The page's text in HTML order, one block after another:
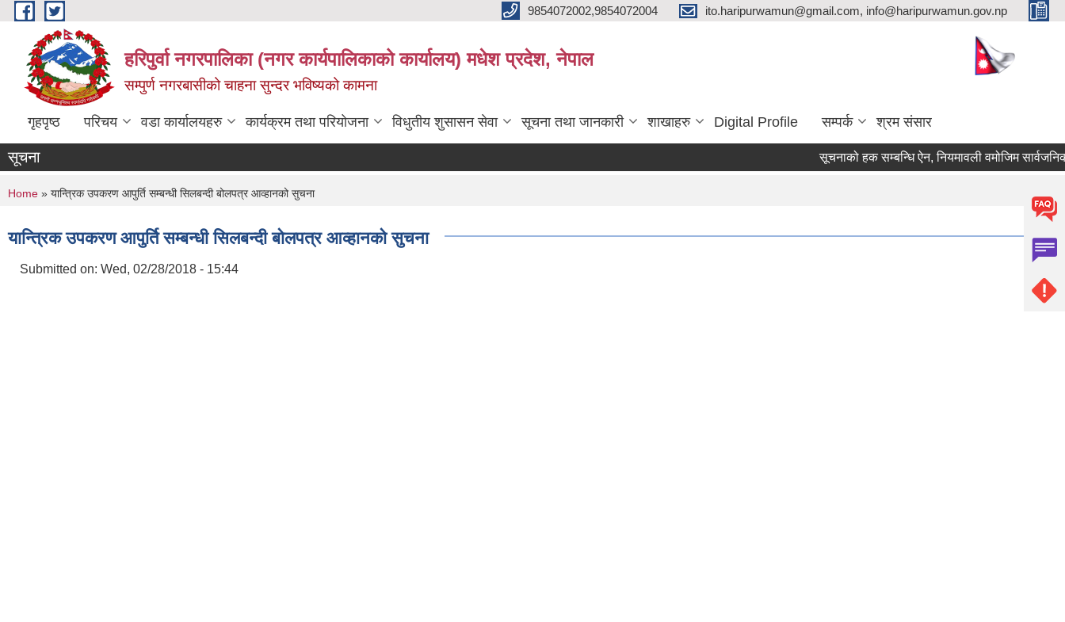
Skip to main content 9854072002,9854072004 ito.haripurwamun@gmail.com, info@haripurwamun.gov.np
हरिपुर्वा नगरपालिका (नगर कार्यपालिकाको कार्यालय) मधेश प्रदेश, नेपाल
सम्पुर्ण नगरबासीको चाहना सुन्दर भविष्यको कामना
गृहपृष्ठ परिचय वडा कार्यालयहरु कार्यक्रम तथा परियोजना विधुतीय शुसासन सेवा सूचना तथा जानकारी शाखाहरु Digital Profile सम्पर्क श्रम संसार
सूचना सूचनाको हक सम्बन्धि ऐन, नियमावली वमोजिम सार्वजनिक
You are here
Home » यान्त्रिक उपकरण आपुर्ति सम्बन्धी सिलबन्दी बोलपत्र आव्हानको सुचना
यान्त्रिक उपकरण आपुर्ति सम्बन्धी सिलबन्दी बोलपत्र आव्हानको सुचना
Submitted on: Wed, 02/28/2018 - 15:44